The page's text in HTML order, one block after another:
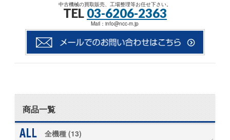
中古機械の買取販売、工場整理等お任せ下さい。
TEL 03-6206-2363
Mail：info@ncc-m.jp
商品一覧
全機種 (13)